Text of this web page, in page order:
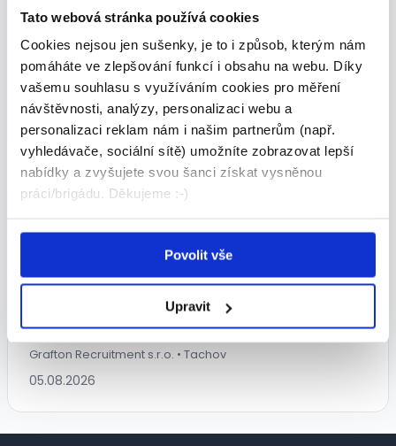
Tato webová stránka používá cookies
Cookies nejsou jen sušenky, je to i způsob, kterým nám
pomáháte ve zlepšování funkcí i obsahu na webu. Díky
vašemu souhlasu s využíváním cookies pro měření
návštěvnosti, analýzy, personalizaci webu a
personalizaci reklam nám i našim partnerům (např.
vyhledávače, sociální sítě) umožníte zobrazovat lepší
nabídky a zvyšujete svou šanci získat vysněnou
práci/brigádu. Děkujeme :-)
Povolit vše
Upravit
HR Asistent/ka | Personální
administrativa
Dle domluvy
28.07.2026
MANAŽER LOGISTIKY
100 000 - 120 000 Kč/měs.
Grafton Recruitment s.r.o. • Tachov
05.08.2026